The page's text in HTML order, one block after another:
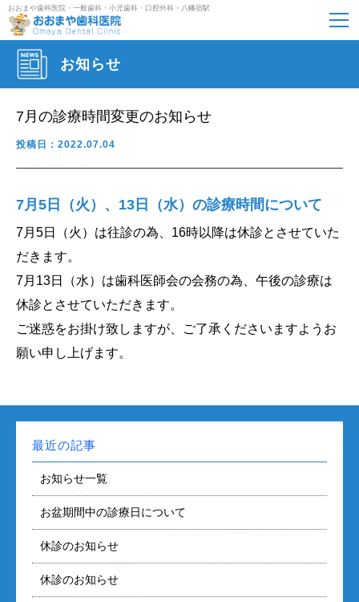
おおまや歯科医院・一般歯科・小児歯科・口腔外科・八幡宿駅
お知らせ
7月の診療時間変更のお知らせ
投稿日：2022.07.04
7月5日（火）、13日（水）の診療時間について
7月5日（火）は往診の為、16時以降は休診とさせていた
だきます。
7月13日（水）は歯科医師会の会務の為、午後の診療は
休診とさせていただきます。
ご迷惑をお掛け致しますが、ご了承くださいますようお
願い申し上げます。
最近の記事
お知らせ一覧
お盆期間中の診療日について
休診のお知らせ
休診のお知らせ